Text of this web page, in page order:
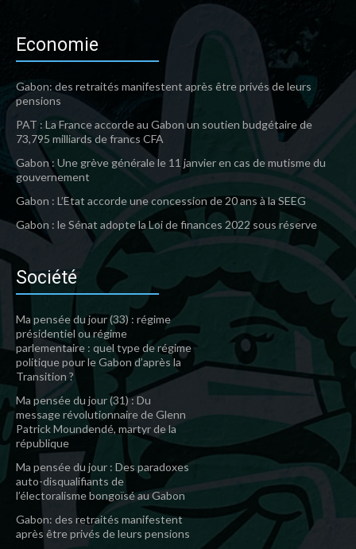
Economie
Gabon: des retraités manifestent après être privés de leurs
pensions
PAT : La France accorde au Gabon un soutien budgétaire de
73,795 milliards de francs CFA
Gabon : Une grève générale le 11 janvier en cas de mutisme du
gouvernement
Gabon : L’Etat accorde une concession de 20 ans à la SEEG
Gabon : le Sénat adopte la Loi de finances 2022 sous réserve
Société
Ma pensée du jour (33) : régime
présidentiel ou régime
parlementaire : quel type de régime
politique pour le Gabon d’après la
Transition ?
Ma pensée du jour (31) : Du
message révolutionnaire de Glenn
Patrick Moundendé, martyr de la
république
Ma pensée du jour : Des paradoxes
auto-disqualifiants de
l’électoralisme bongoïsé au Gabon
Gabon: des retraités manifestent
après être privés de leurs pensions